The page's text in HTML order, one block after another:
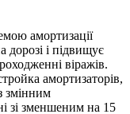
амортизації
дорозі і підвищує
віражів.
амортизаторів,
змінним
зі зменшеним на 15